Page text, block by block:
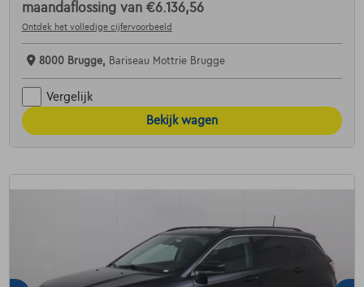
maandaflossing van €6.136,56
Ontdek het volledige cijfervoorbeeld
8000 Brugge, Bariseau Mottrie Brugge
Vergelijk
Bekijk wagen